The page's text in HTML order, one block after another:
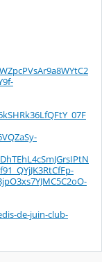
de-juin-club-